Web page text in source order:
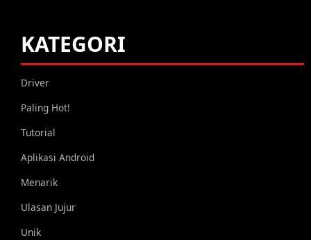
KATEGORI
Driver
Paling Hot!
Tutorial
Aplikasi Android
Menarik
Ulasan Jujur
Unik